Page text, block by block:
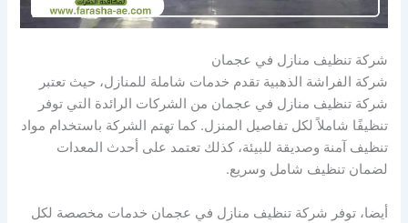
شركة تنظيف منازل في عجمان
شركة الفراشة الذهبية تقدم خدمات شاملة للمنازل، حيث تعتبر
شركة تنظيف منازل في عجمان من الشركات الرائدة التي توفر
تنظيفًا شاملاً لكل تفاصيل المنزل. كما تهتم الشركة باستخدام مواد
تنظيف آمنة وصديقة للبيئة، كذلك تعتمد على أحدث المعدات
لضمان تنظيف شامل وسريع.
أيضا، توفر شركة تنظيف منازل في عجمان خدمات مخصصة لكل